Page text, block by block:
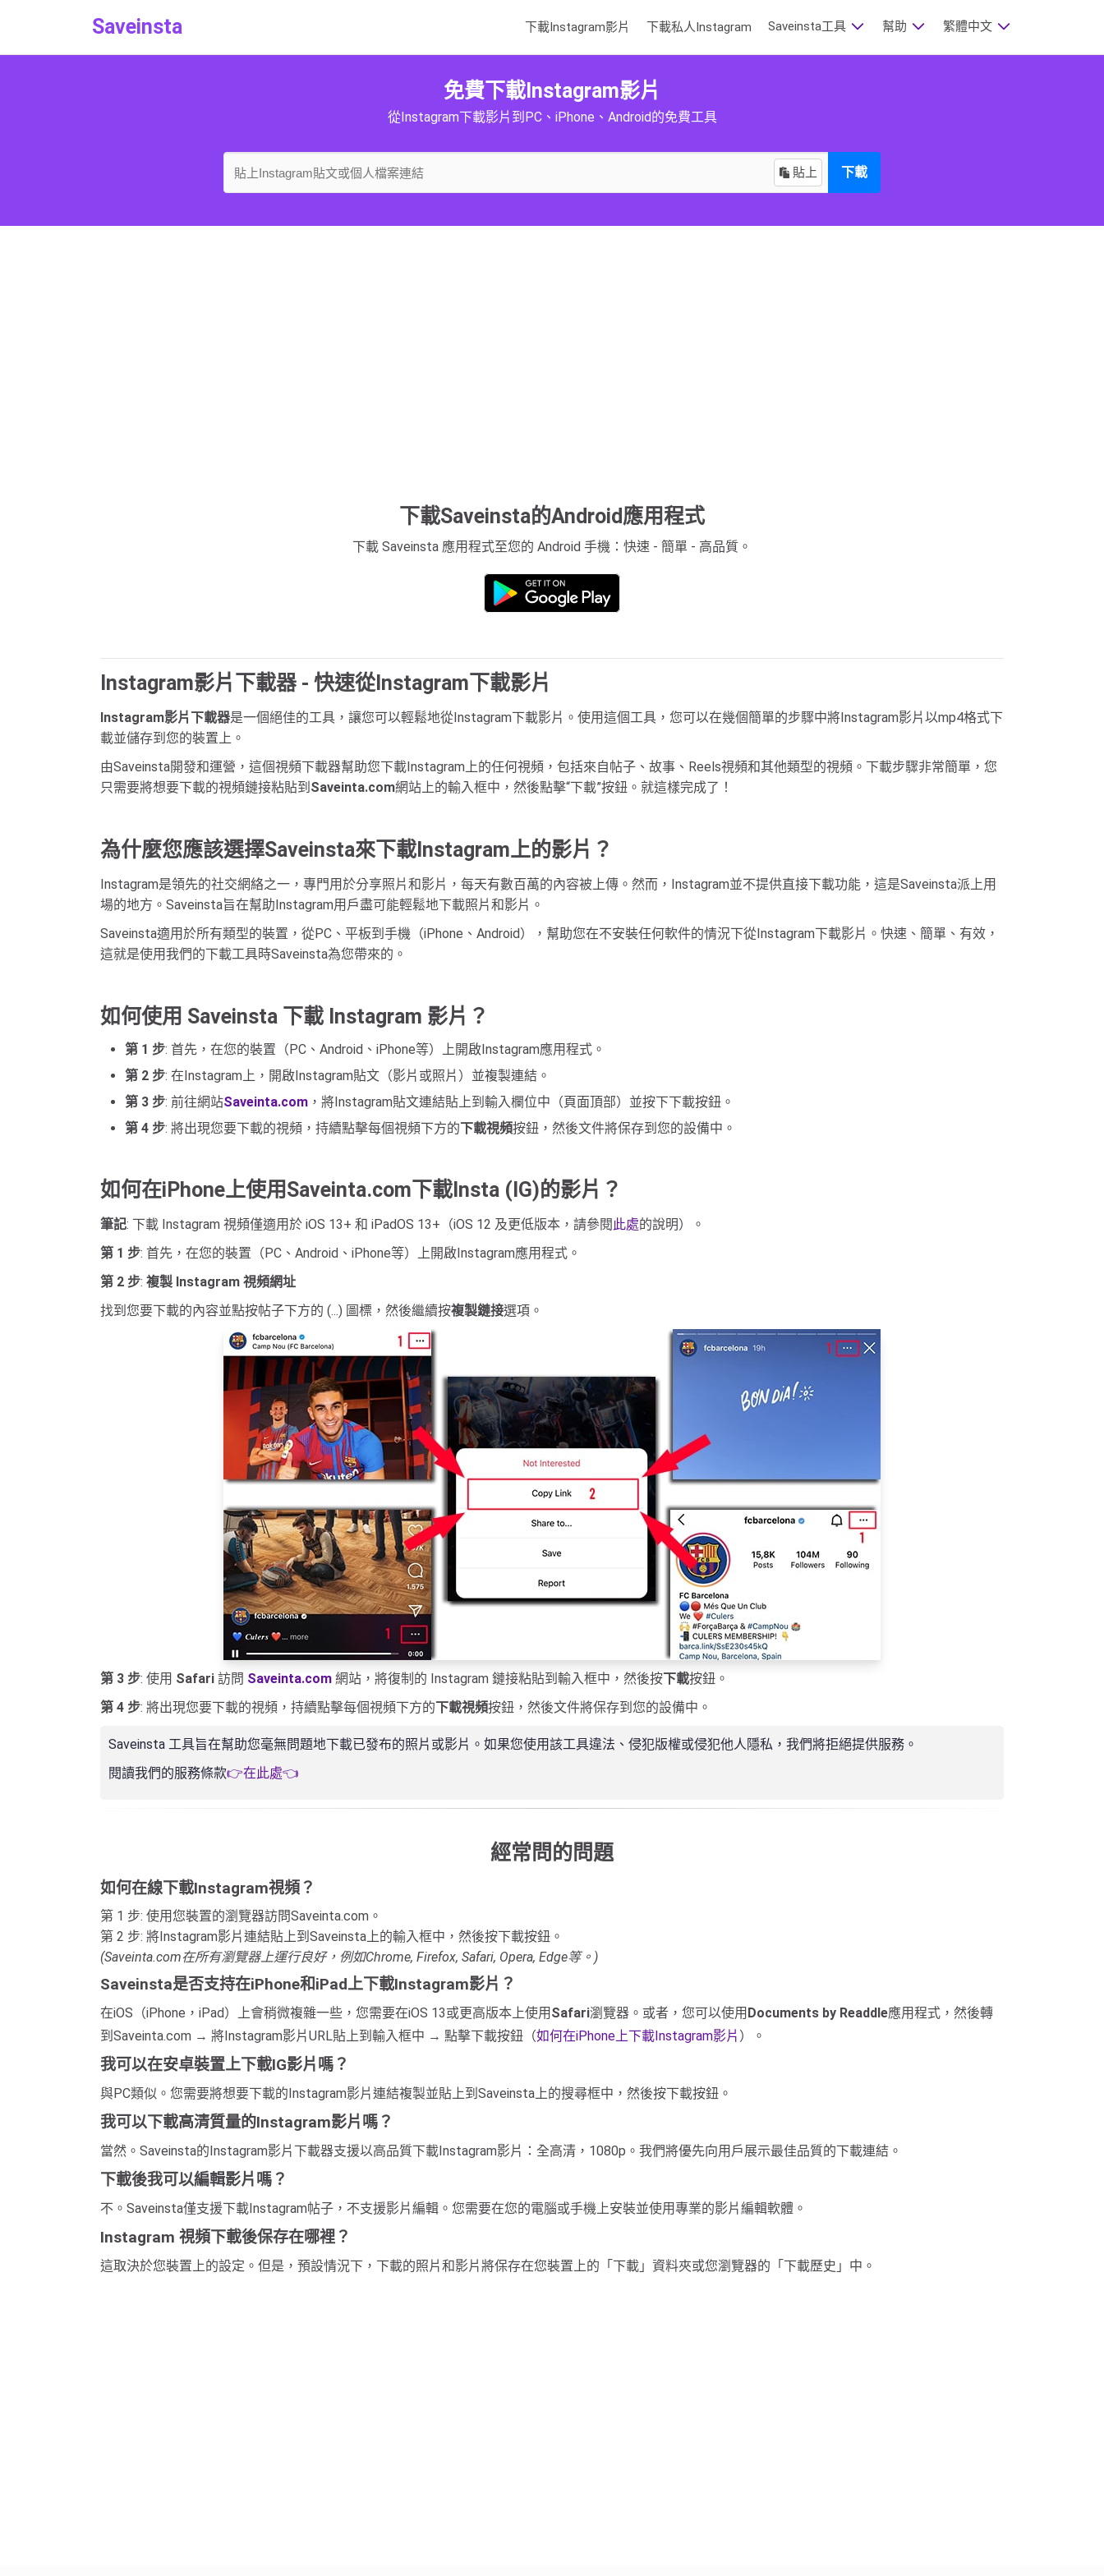
Saveinsta 下載Instagram影片 下載私人Instagram Saveinsta工具 幫助 繁體中文
免費下載Instagram影片
從Instagram下載影片到PC、iPhone、Android的免費工具
貼上 下載
下載Saveinsta的Android應用程式
下載 Saveinsta 應用程式至您的 Android 手機：快速 - 簡單 - 高品質。
Instagram影片下載器 - 快速從Instagram下載影片
Instagram影片下載器是一個絕佳的工具，讓您可以輕鬆地從Instagram下載影片。使用這個工具，您可以在幾個簡單的步驟中將Instagram影片以mp4格式下
載並儲存到您的裝置上。
由Saveinsta開發和運營，這個視頻下載器幫助您下載Instagram上的任何視頻，包括來自帖子、故事、Reels視頻和其他類型的視頻。下載步驟非常簡單，您
只需要將想要下載的視頻鏈接粘貼到 Saveinta.com網站上的輸入框中，然後點擊“下載”按鈕。就這樣完成了！
為什麼您應該選擇Saveinsta來下載Instagram上的影片？
Instagram是領先的社交網絡之一，專門用於分享照片和影片，每天有數百萬的內容被上傳。然而，Instagram並不提供直接下載功能，這是Saveinsta派上用
場的地方。Saveinsta旨在幫助Instagram用戶盡可能輕鬆地下載照片和影片。
Saveinsta適用於所有類型的裝置，從PC、平板到手機（iPhone、Android），幫助您在不安裝任何軟件的情況下從Instagram下載影片。快速、簡單、有效，
這就是使用我們的下載工具時Saveinsta為您帶來的。
如何使用 Saveinsta 下載 Instagram 影片？
第 1 步: 首先，在您的裝置（PC、Android、iPhone等）上開啟Instagram應用程式。
第 2 步: 在Instagram上，開啟Instagram貼文（影片或照片）並複製連結。
第 3 步: 前往網站Saveinta.com ，將Instagram貼文連結貼上到輸入欄位中（頁面頂部）並按下下載按鈕。
第 4 步: 將出現您要下載的視頻，持續點擊每個視頻下方的下載視頻按鈕，然後文件將保存到您的設備中。
如何在iPhone上使用Saveinta.com下載Insta (IG)的影片？
筆記: 下載 Instagram 視頻僅適用於 iOS 13+ 和 iPadOS 13+（iOS 12 及更低版本，請參閱 此處的說明）。
第 1 步: 首先，在您的裝置（PC、Android、iPhone等）上開啟Instagram應用程式。
第 2 步: 複製 Instagram 視頻網址
找到您要下載的內容並點按帖子下方的 (...) 圖標，然後繼續按複製鏈接選項。
第 3 步: 使用 Safari 訪問 Saveinta.com 網站，將復制的 Instagram 鏈接粘貼到輸入框中，然後按下載按鈕。
第 4 步: 將出現您要下載的視頻，持續點擊每個視頻下方的下載視頻按鈕，然後文件將保存到您的設備中。
Saveinsta 工具旨在幫助您毫無問題地下載已發布的照片​​或影片。如果您使用該工具違法、侵犯版權或侵犯他人隱私，我們將拒絕提供服務。
閱讀我們的服務條款👉在此處👈
經常問的問題
如何在線下載Instagram視頻？
第 1 步: 使用您裝置的瀏覽器訪問Saveinta.com。
第 2 步: 將Instagram影片連結貼上到Saveinsta上的輸入框中，然後按下載按鈕。
(Saveinta.com在所有瀏覽器上運行良好，例如Chrome, Firefox, Safari, Opera, Edge等。)
Saveinsta是否支持在iPhone和iPad上下載Instagram影片？
在iOS（iPhone，iPad）上會稍微複雜一些，您需要在iOS 13或更高版本上使用 Safari瀏覽器。或者，您可以使用 Documents by Readdle應用程式，然後轉
到Saveinta.com → 將Instagram影片URL貼上到輸入框中 → 點擊下載按鈕（如何在iPhone上下載Instagram影片 ）。
我可以在安卓裝置上下載IG影片嗎？
與PC類似。您需要將想要下載的Instagram影片連結複製並貼上到Saveinsta上的搜尋框中，然後按下載按鈕。
我可以下載高清質量的Instagram影片嗎？
當然。Saveinsta的Instagram影片下載器支援以高品質下載Instagram影片：全高清，1080p。我們將優先向用戶展示最佳品質的下載連結。
下載後我可以編輯影片嗎？
不。Saveinsta僅支援下載Instagram帖子，不支援影片編輯。您需要在您的電腦或手機上安裝並使用專業的影片編輯軟體。
Instagram 視頻下載後保存在哪裡？
這取決於您裝置上的設定。但是，預設情況下，下載的照片和影片將保存在您裝置上的「下載」資料夾或您瀏覽器的「下載歷史」中。